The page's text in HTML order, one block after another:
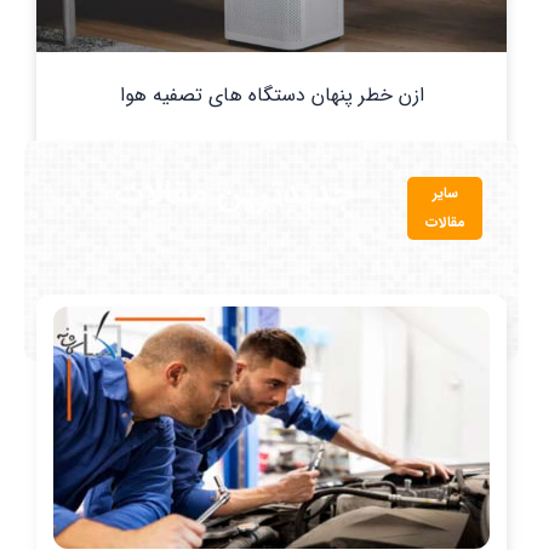
ازن خطر پنهان دستگاه های تصفیه هوا
سایر
مقالات